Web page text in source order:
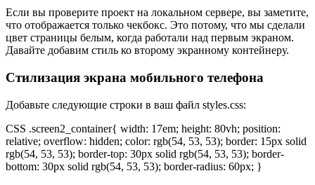
Если вы проверите проект на локальном сервере, вы заметите,
что отображается только чекбокс. Это потому, что мы сделали
цвет страницы белым, когда работали над первым экраном.
Давайте добавим стиль ко второму экранному контейнеру.
Стилизация экрана мобильного телефона
Добавьте следующие строки в ваш файл styles.css:
CSS .screen2_container{ width: 17em; height: 80vh; position:
relative; overflow: hidden; color: rgb(54, 53, 53); border: 15px solid
rgb(54, 53, 53); border-top: 30px solid rgb(54, 53, 53); border-
bottom: 30px solid rgb(54, 53, 53); border-radius: 60px; }